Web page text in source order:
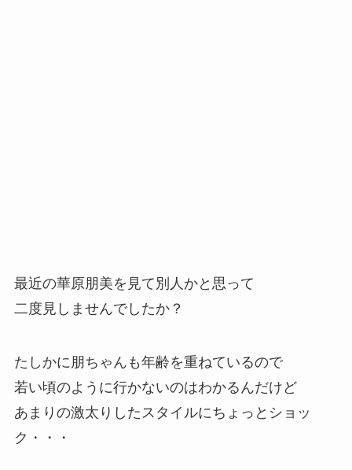
最近の華原朋美を見て別人かと思って
二度見しませんでしたか？
たしかに朋ちゃんも年齢を重ねているので
若い頃のように行かないのはわかるんだけど
あまりの激太りしたスタイルにちょっとショッ
ク・・・